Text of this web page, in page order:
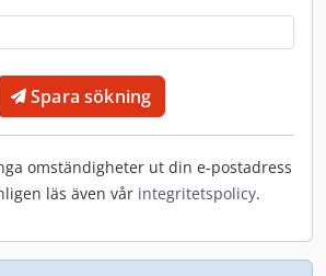
Spara sökning
omständigheter ut din e-postadress
läs även vår integritetspolicy.